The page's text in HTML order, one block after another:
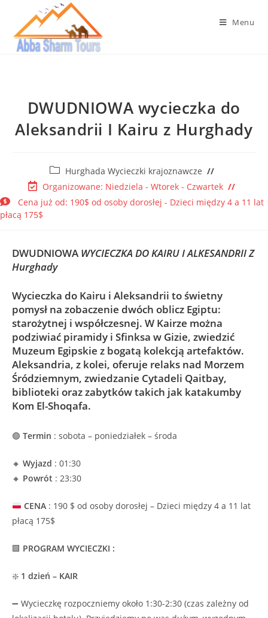
Menu
DWUDNIOWA wycieczka do
Aleksandrii I Kairu z Hurghady
Hurghada Wycieczki krajoznawcze
Organizowane: Niedziela - Wtorek - Czwartek
Cena już od: 190$ od osoby dorosłej - Dzieci między 4 a 11 lat
płacą 175$
DWUDNIOWA WYCIECZKA DO KAIRU I ALKESANDRII Z
Hurghady
Wycieczka do Kairu i Aleksandrii to świetny
pomysł na zobaczenie dwóch oblicz Egiptu:
starożytnej i współczesnej. W Kairze można
podziwiać piramidy i Sfinksa w Gizie, zwiedzić
Muzeum Egipskie z bogatą kolekcją artefaktów.
Aleksandria, z kolei, oferuje relaks nad Morzem
Śródziemnym, zwiedzanie Cytadeli Qaitbay,
biblioteki oraz zabytków takich jak katakumby
Kom El-Shoqafa.
🟢 Termin : sobota – poniedziałek – środa
🔸 Wyjazd : 01:30
🔸 Powrót : 23:30
CENA: 190 $ od osoby dorosłej – Dzieci między 4 a 11 lat
płacą 175$
🟩 PROGRAM WYCIECZKI :
❇️ 1 dzień – KAIR
➖ Wycieczkę rozpoczniemy około 1:30-2:30 (czas zależny od